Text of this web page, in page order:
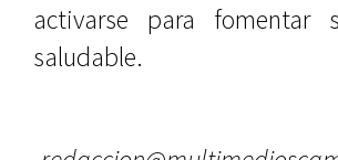
activarse para
saludable.